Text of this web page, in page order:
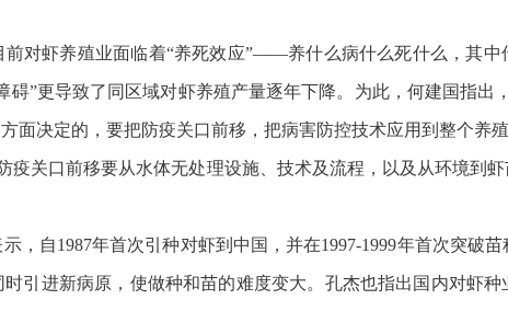
对虾养殖业面临着“养死效应”——养什么病什么死什么，其中
”更导致了同区域对虾养殖产量逐年下降。为此，何建国指出
面决定的，要把防疫关口前移，把病害防控技术应用到整个养
疫关口前移要从水体无处理设施、技术及流程，以及从环境到
，自1987年首次引种对虾到中国，并在1997-1999年首次突破
引进新病原，使做种和苗的难度变大。孔杰也指出国内对虾